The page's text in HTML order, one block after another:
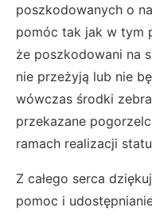
poszkodowanych o
pomóc tak jak w tym
że poszkodowani na
nie przeżyją lub nie
wówczas środki
przekazane
ramach realizacji
Z całego serca
pomoc i